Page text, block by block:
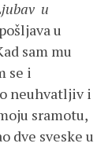
u
u
sam mu
se i
neuhvatljiv i
sramotu,
dve sveske u